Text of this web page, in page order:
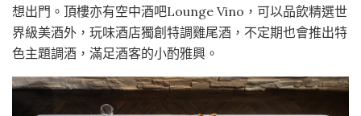
想出門。頂樓亦有空中酒吧Lounge Vino，可以品飲精選世
界級美酒外，玩味酒店獨創特調雞尾酒，不定期也會推出特
色主題調酒，滿足酒客的小酌雅興。